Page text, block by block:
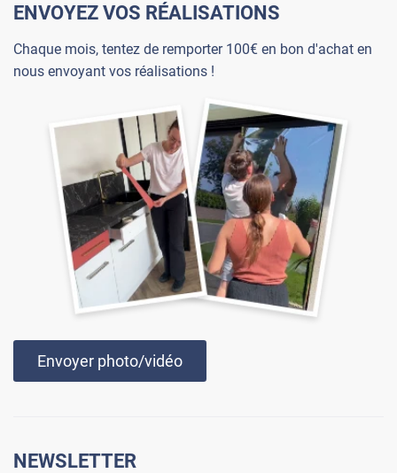
ENVOYEZ VOS RÉALISATIONS
Chaque mois, tentez de remporter 100€ en bon d'achat en
nous envoyant vos réalisations !
Envoyer photo/vidéo
NEWSLETTER